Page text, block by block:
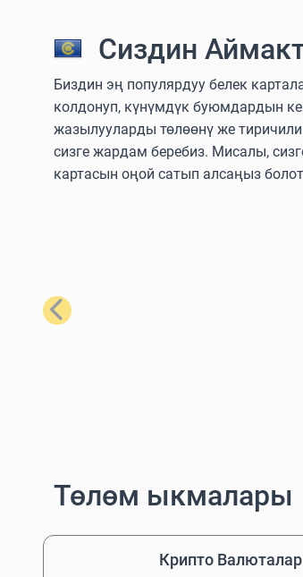
Сиздин
Биздин эң популярдуу белек
колдонуп, күнүмдүк буюмдардын
жазылууларды төлөөнү же
сизге жардам беребиз. Мисалы,
картасын оңой сатып алсаңыз
Мурунку
Төлөм ыкмалары
Крипто Валюталар